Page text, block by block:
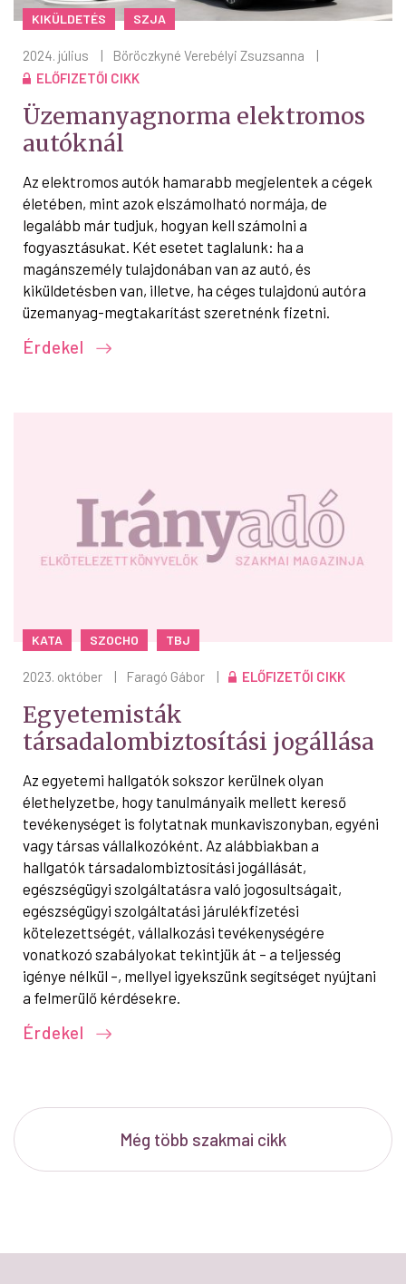
KIKÜLDETÉS SZJA
2024. július Böröczkyné Verebélyi Zsuzsanna
ELŐFIZETŐI CIKK
Üzemanyagnorma elektromos
autóknál
Az elektromos autók hamarabb megjelentek a cégek
életében, mint azok elszámolható normája, de
legalább már tudjuk, hogyan kell számolni a
fogyasztásukat. Két esetet taglalunk: ha a
magánszemély tulajdonában van az autó, és
kiküldetésben van, illetve, ha céges tulajdonú autóra
üzemanyag-megtakarítást szeretnénk fizetni.
Érdekel
KATA SZOCHO TBJ
2023. október | Faragó Gábor | ELŐFIZETŐI CIKK
Egyetemisták
társadalombiztosítási jogállása
Az egyetemi hallgatók sokszor kerülnek olyan
élethelyzetbe, hogy tanulmányaik mellett kereső
tevékenységet is folytatnak munkaviszonyban, egyéni
vagy társas vállalkozóként. Az alábbiakban a
hallgatók társadalombiztosítási jogállását,
egészségügyi szolgáltatásra való jogosultságait,
egészségügyi szolgáltatási járulékfizetési
kötelezettségét, vállalkozási tevékenységére
vonatkozó szabályokat tekintjük át – a teljesség
igénye nélkül –, mellyel igyekszünk segítséget nyújtani
a felmerülő kérdésekre.
Érdekel
Még több szakmai cikk